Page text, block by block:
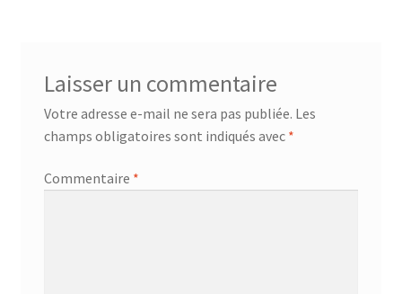
Laisser un commentaire
Votre adresse e-mail ne sera pas publiée. Les
champs obligatoires sont indiqués avec *
Commentaire *